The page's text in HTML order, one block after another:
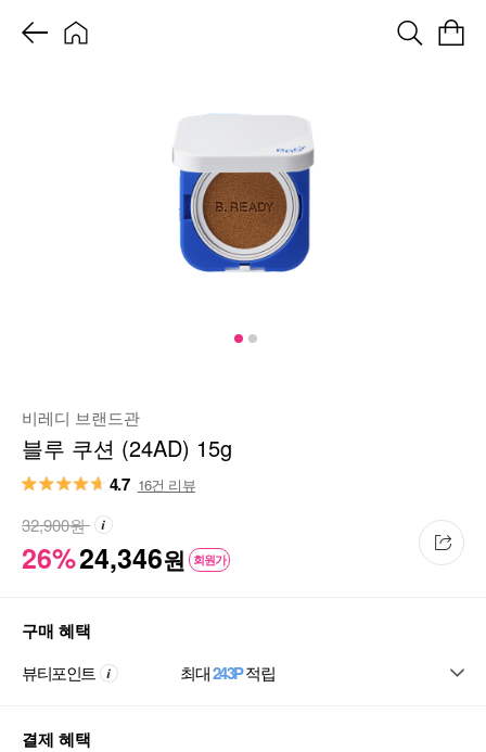
비레디 브랜드관
블루 쿠션 (24AD) 15g
4.7 16건 리뷰
26%24,346원 회원가
32,900원
구매 혜택
뷰티포인트 최대243P적립
결제 혜택